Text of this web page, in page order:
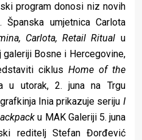
program donosi niz novih
umjetnica Carlota
Carlota, Retail Ritual u
galeriji Bosne i Hercegovine,
ciklus Home of the
u utorak, 2. juna na Trgu
Inia prikazuje seriju I
u MAK Galeriji 5. juna
reditelj Stefan Đorđević